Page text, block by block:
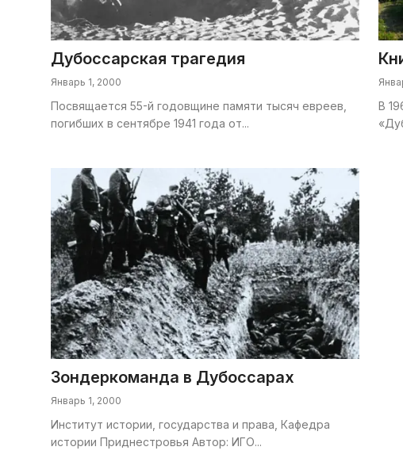
Дубоссарская трагедия
Январь 1, 2000
Посвящается 55-й годовщине памяти тысяч евреев,
погибших в сентябре 1941 года от...
В
Зондеркоманда в Дубоссарах
Январь 1, 2000
Институт истории, государства и права, Кафедра
истории Приднестровья Автор: ИГО...